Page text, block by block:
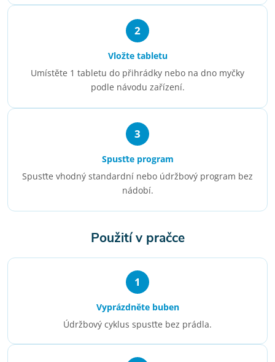
2
Vložte tabletu
Umístěte 1 tabletu do přihrádky nebo na dno myčky
podle návodu zařízení.
3
Spusťte program
Spusťte vhodný standardní nebo údržbový program bez
nádobí.
Použití v pračce
1
Vyprázdněte buben
Údržbový cyklus spusťte bez prádla.